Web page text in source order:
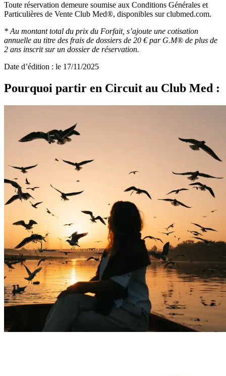
Toute réservation demeure soumise aux Conditions Générales et
Particulières de Vente Club Med®, disponibles sur clubmed.com.
* Au montant total du prix du Forfait, s’ajoute une cotisation
annuelle au titre des frais de dossiers de 20 € par G.M® de plus de
2 ans inscrit sur un dossier de réservation.
Date d’édition : le 17/11/2025
Pourquoi partir en Circuit au Club Med :